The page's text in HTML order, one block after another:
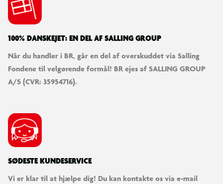
100% DANSKEJET: EN DEL AF SALLING GROUP
Når du handler i BR, går en del af overskuddet via Salling
Fondene til velgørende formål! BR ejes af SALLING GROUP
A/S (CVR: 35954716).
SØDESTE KUNDESERVICE
Vi er klar til at hjælpe dig! Du kan kontakte os via e-mail